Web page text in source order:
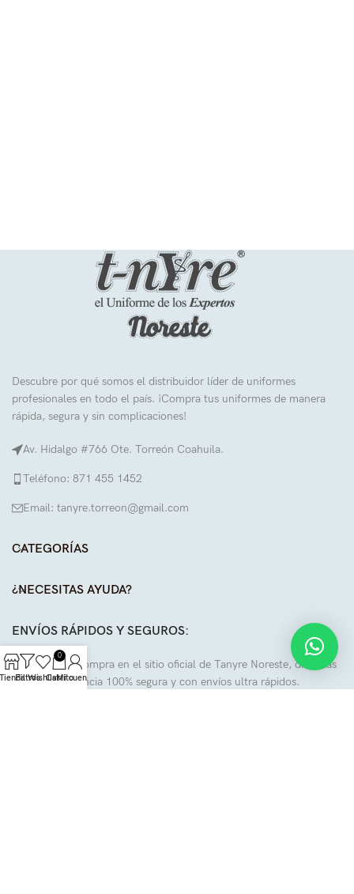
Descubre por qué somos el distribuidor líder de uniformes
profesionales en todo el país. ¡Compra tus uniformes de manera
rápida, segura y sin complicaciones!
Av. Hidalgo #766 Ote. Torreón Coahuila.
Teléfono: 871 455 1452
Email: tanyre.torreon@gmail.com
CATEGORÍAS
¿NECESITAS AYUDA?
ENVÍOS RÁPIDOS Y SEGUROS:
Al realizar tu compra en el sitio oficial de Tanyre Noreste, disfrutas
de una experiencia 100% segura y con envíos ultra rápidos.
FiltrosWishlist
0
Carrito
Mi cuenta